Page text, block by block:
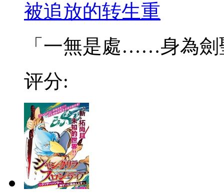
被追放的转生重
「一無是處……身為劍
评分: